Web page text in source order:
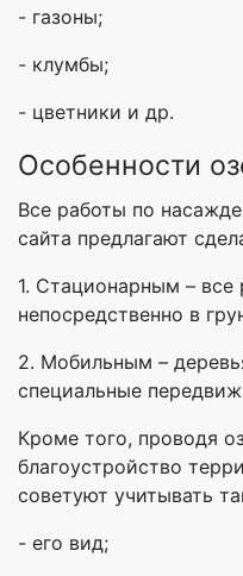
- газоны;
- клумбы;
- цветники и др.
Особенности
Все работы по
сайта предлагают
1. Стационарным –
непосредственно в
2. Мобильным –
специальные
Кроме того, проводя
благоустройство
советуют учитывать
- его вид;